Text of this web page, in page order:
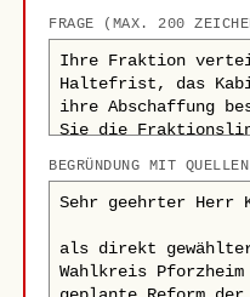
FRAGE (MAX. 200
BEGRÜNDUNG MIT